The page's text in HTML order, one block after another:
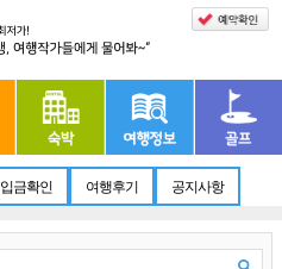
입금확인 여행후기 공지사항